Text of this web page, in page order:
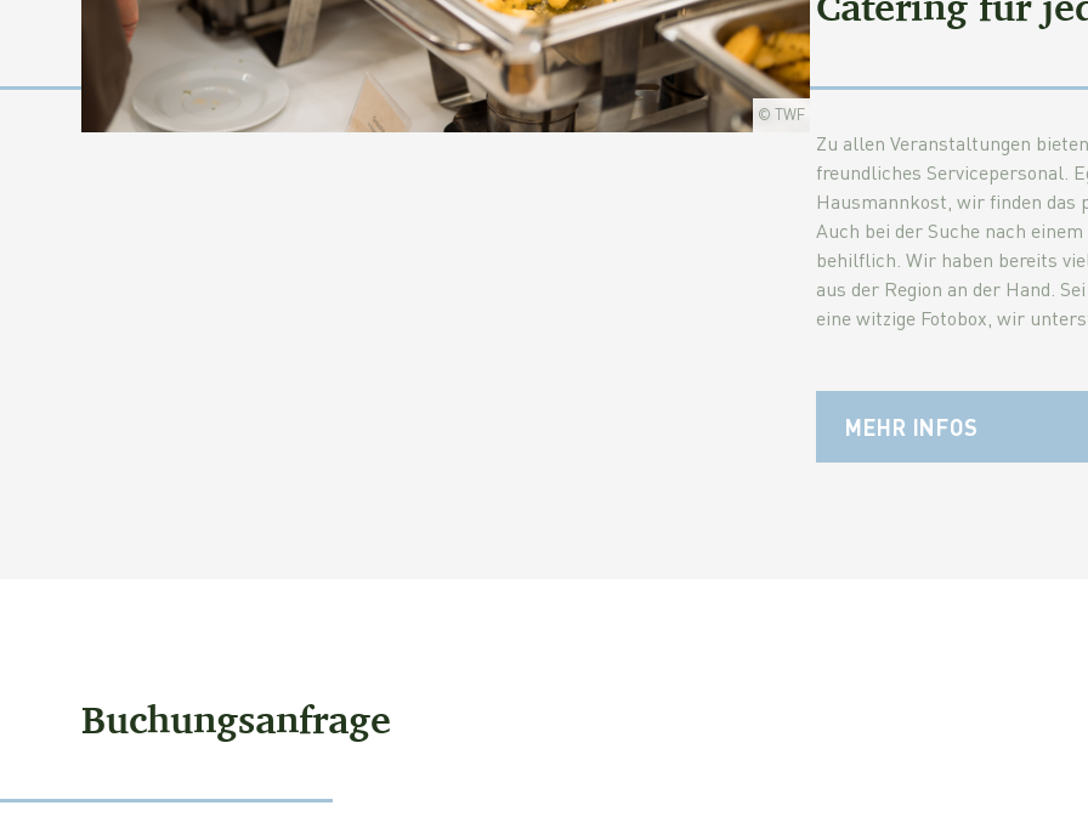
© TWF
Zu allen Veranstaltungen
freundliches Servicepersonal.
Hausmannkost, wir finden das
Auch bei der Suche nach
behilflich. Wir haben bereits
aus der Region an der Hand.
eine witzige Fotobox, wir
MEHR INFOS
Buchungsanfrage